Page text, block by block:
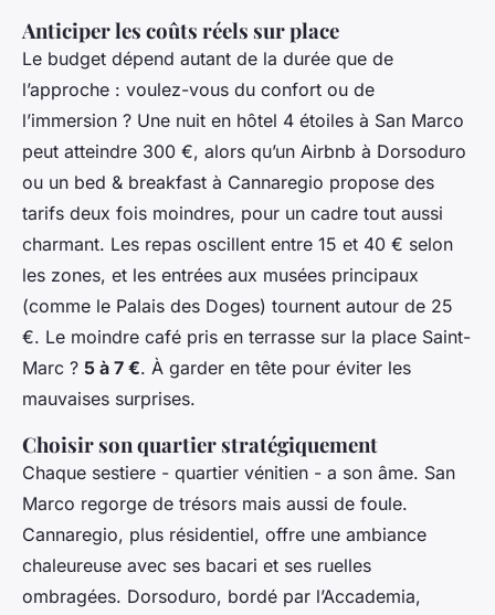
Anticiper les coûts réels sur place
Le budget dépend autant de la durée que de
l’approche : voulez-vous du confort ou de
l’immersion ? Une nuit en hôtel 4 étoiles à San Marco
peut atteindre 300 €, alors qu’un Airbnb à Dorsoduro
ou un bed & breakfast à Cannaregio propose des
tarifs deux fois moindres, pour un cadre tout aussi
charmant. Les repas oscillent entre 15 et 40 € selon
les zones, et les entrées aux musées principaux
(comme le Palais des Doges) tournent autour de 25
€. Le moindre café pris en terrasse sur la place Saint-
Marc ? 5 à 7 €. À garder en tête pour éviter les
mauvaises surprises.
Choisir son quartier stratégiquement
Chaque sestiere - quartier vénitien - a son âme. San
Marco regorge de trésors mais aussi de foule.
Cannaregio, plus résidentiel, offre une ambiance
chaleureuse avec ses bacari et ses ruelles
ombragées. Dorsoduro, bordé par l’Accademia,